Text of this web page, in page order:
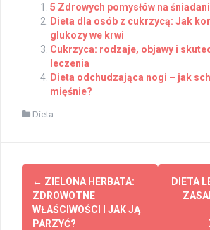
5 Zdrowych pomysłów na
Dieta dla osób z cukrzycą: Jak
glukozy we krwi
Cukrzyca: rodzaje, objawy i
leczenia
Dieta odchudzająca nogi – jak
mięśnie?
Dieta
Post
navigation
← ZIELONA HERBATA:
ZDROWOTNE
WŁAŚCIWOŚCI I JAK JĄ
PARZYĆ?
DIETA